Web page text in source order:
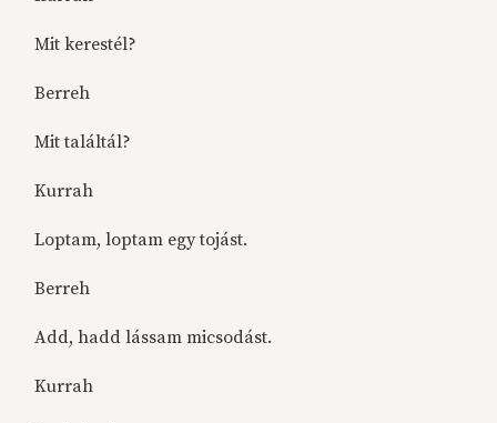
Mit kerestél?
Berreh
Mit találtál?
Kurrah
Loptam, loptam egy tojást.
Berreh
Add, hadd lássam micsodást.
Kurrah